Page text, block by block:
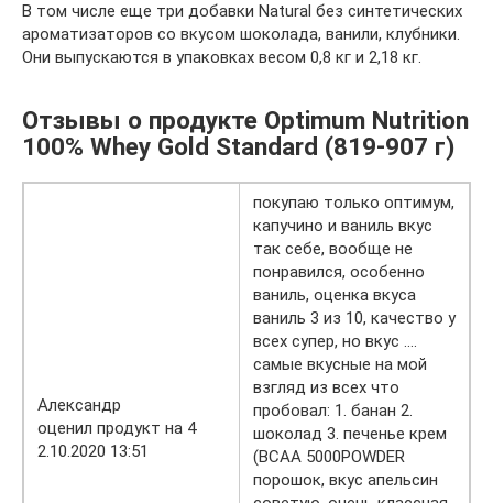
В том числе еще три добавки Natural без синтетических
ароматизаторов со вкусом шоколада, ванили, клубники.
Они выпускаются в упаковках весом 0,8 кг и 2,18 кг.
Отзывы о продукте Optimum Nutrition
100% Whey Gold Standard (819-907 г)
Александр
оценил продукт на 4
2.10.2020 13:51
покупаю только оптимум,
капучино и ваниль вкус
так себе, вообще не
понравился, особенно
ваниль, оценка вкуса
ваниль 3 из 10, качество у
всех супер, но вкус ….
самые вкусные на мой
взгляд из всех что
пробовал: 1. банан 2.
шоколад 3. печенье крем
(BCAA 5000POWDER
порошок, вкус апельсин